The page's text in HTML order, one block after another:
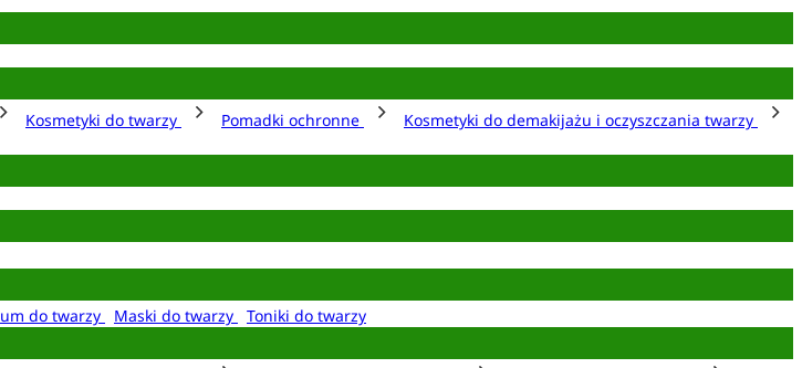
Kosmetyki do twarzy Pomadki ochronne
Kosmetyki do demakijażu i oczyszczania twarzy
do twarzy Maski do twarzy
Toniki do twarzy